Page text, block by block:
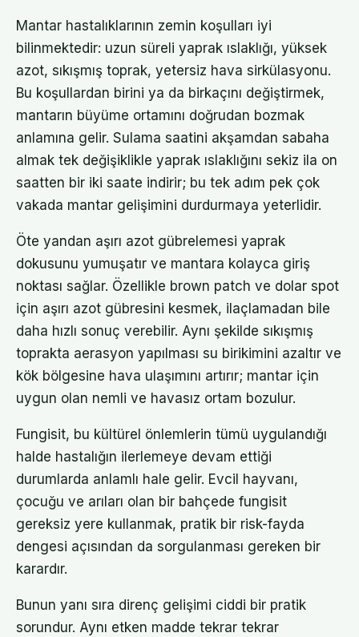
Mantar hastalıklarının zemin koşulları iyi
bilinmektedir: uzun süreli yaprak ıslaklığı, yüksek
azot, sıkışmış toprak, yetersiz hava sirkülasyonu.
Bu koşullardan birini ya da birkaçını değiştirmek,
mantarın büyüme ortamını doğrudan bozmak
anlamına gelir. Sulama saatini akşamdan sabaha
almak tek değişiklikle yaprak ıslaklığını sekiz ila on
saatten bir iki saate indirir; bu tek adım pek çok
vakada mantar gelişimini durdurmaya yeterlidir.
Öte yandan aşırı azot gübrelemesi yaprak
dokusunu yumuşatır ve mantara kolayca giriş
noktası sağlar. Özellikle brown patch ve dolar spot
için aşırı azot gübresini kesmek, ilaçlamadan bile
daha hızlı sonuç verebilir. Aynı şekilde sıkışmış
toprakta aerasyon yapılması su birikimini azaltır ve
kök bölgesine hava ulaşımını artırır; mantar için
uygun olan nemli ve havasız ortam bozulur.
Fungisit, bu kültürel önlemlerin tümü uygulandığı
halde hastalığın ilerlemeye devam ettiği
durumlarda anlamlı hale gelir. Evcil hayvanı,
çocuğu ve arıları olan bir bahçede fungisit
gereksiz yere kullanmak, pratik bir risk-fayda
dengesi açısından da sorgulanması gereken bir
karardır.
Bunun yanı sıra direnç gelişimi ciddi bir pratik
sorundur. Aynı etken madde tekrar tekrar